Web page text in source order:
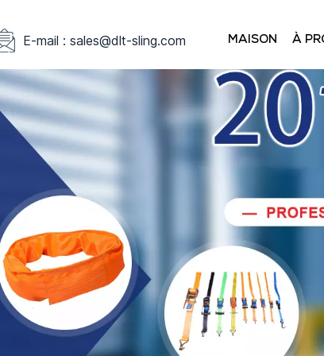
E-mail : sales@dlt-sling.com MAISON À